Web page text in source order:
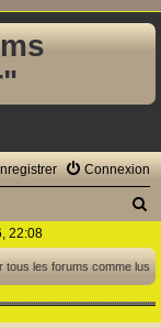
Connexion
c
h
22:08
tous les forums comme lus